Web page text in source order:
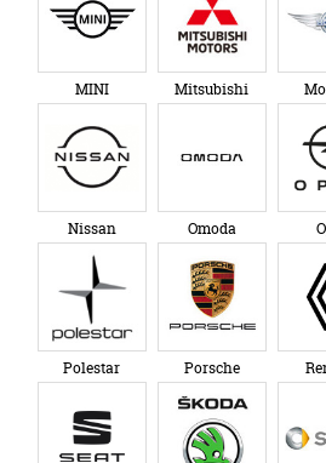
MINI Mitsubishi
Nissan Omoda
Polestar Porsche